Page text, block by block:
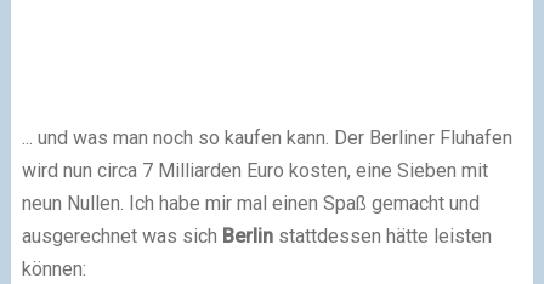
... und was man noch so kaufen kann. Der Berliner Fluhafen
wird nun circa 7 Milliarden Euro kosten, eine Sieben mit
neun Nullen. Ich habe mir mal einen Spaß gemacht und
ausgerechnet was sich Berlinstattdessen hätte leisten
können: